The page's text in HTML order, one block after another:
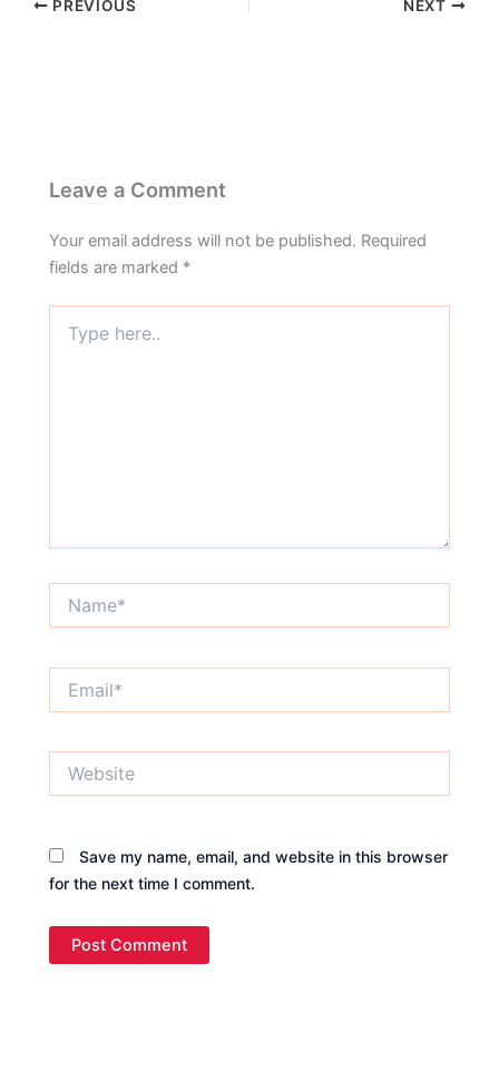
PREVIOUS NEXT
Leave a Comment
Your email address will not be published. Required
fields are marked *
here..
Save my name, email, and website in this browser
for the next time I comment.